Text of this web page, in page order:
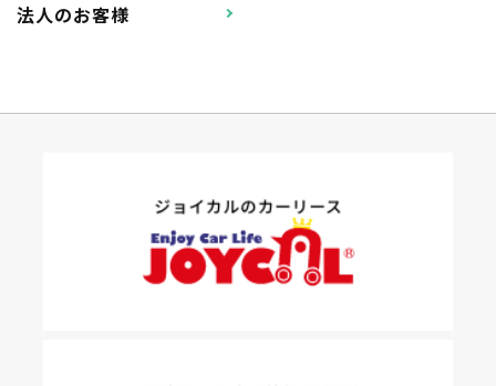
法人のお客様